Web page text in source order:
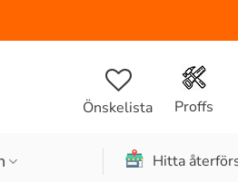
Önskelista Proffs
Hitta